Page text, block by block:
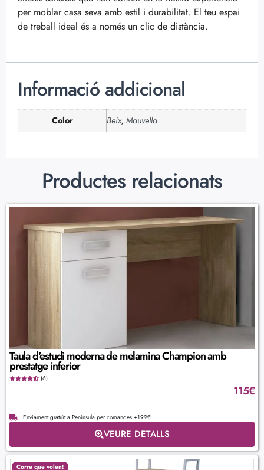
per moblar casa seva amb estil i durabilitat. El teu espai
de treball ideal és a només un clic de distància.
Informació addicional
Color Beix, Mauvella
Productes relacionats
Taula d'estudi moderna de melamina Champion amb
prestatge inferior
(6)
115€
Enviament gratuït a Península per comandes +199€
VEURE DETALLS
Corre que volen!